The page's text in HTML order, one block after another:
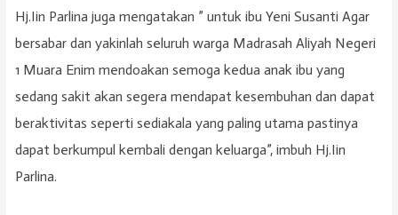
Hj.Iin Parlina juga mengatakan ” untuk ibu Yeni Susanti Agar
bersabar dan yakinlah seluruh warga Madrasah Aliyah Negeri
1 Muara Enim mendoakan semoga kedua anak ibu yang
sedang sakit akan segera mendapat kesembuhan dan dapat
beraktivitas seperti sediakala yang paling utama pastinya
dapat berkumpul kembali dengan keluarga”, imbuh Hj.Iin
Parlina.